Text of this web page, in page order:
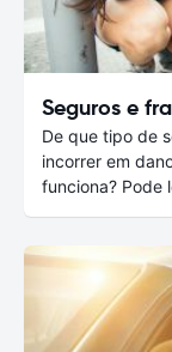
Seguros e
De que tipo de
incorrer em
funciona? Pode